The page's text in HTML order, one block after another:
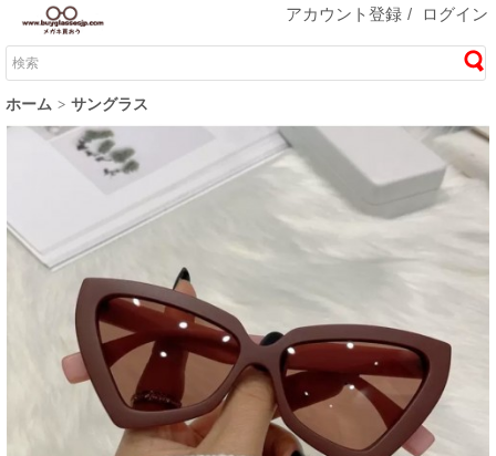
アカウント登録 / ログイン
ホーム サングラス